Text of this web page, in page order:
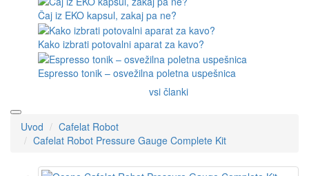
Čaj iz EKO kapsul, zakaj pa ne?
Kako izbrati potovalni aparat za kavo?
Espresso tonik – osvežilna poletna uspešnica
vsi članki
Uvod
Cafelat Robot
Cafelat Robot Pressure Gauge Complete Kit